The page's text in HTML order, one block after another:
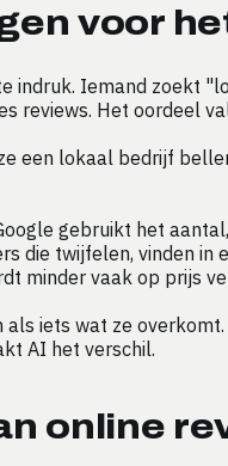
voor
indruk. Iemand
reviews. Het oordeel
een lokaal bedrijf
gebruikt het
die twijfelen, vinden in
minder vaak op prijs
iets wat ze
AI het verschil.
online